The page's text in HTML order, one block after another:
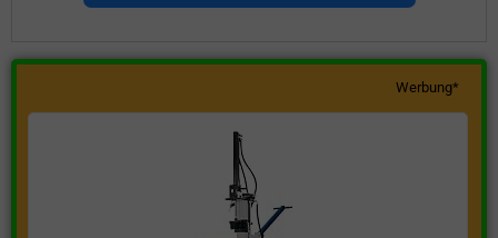
Werbung*